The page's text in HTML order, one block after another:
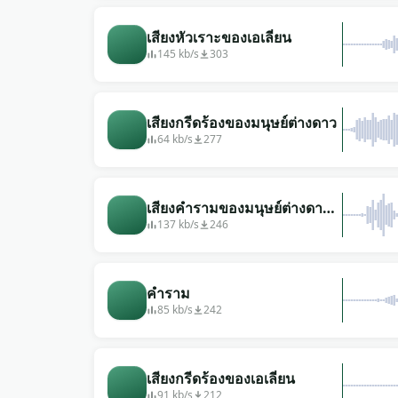
เสียงหัวเราะของเอเลี่ยน
145 kb/s 303
เสียงกรีดร้องของมนุษย์ต่างดาว
64 kb/s 277
เสียงคำรามของมนุษย์ต่างดาว
กลายพันธุ์
137 kb/s 246
คำราม
85 kb/s 242
เสียงกรีดร้องของเอเลี่ยน
91 kb/s 212